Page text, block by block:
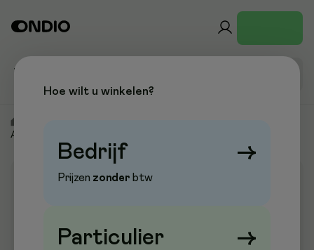
Acrylverf
Aanbieding
Hoe wilt u winkelen?
Bedrijf →
Prijzen zonder btw
Particulier →